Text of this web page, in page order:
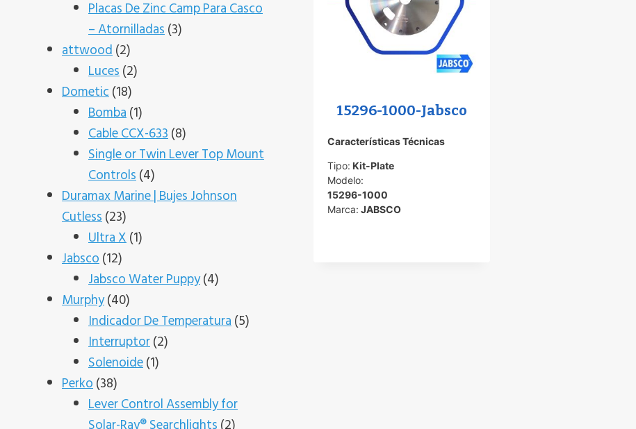
15296-1000-Jabsco
Características Técnicas
Tipo: Kit-Plate
Modelo:
15296-1000
Marca: JABSCO
producto
Placas De Zinc Camp Para Casco
– Atornilladas 33
attwood 22
productos
Luces 22
Dometic 1818
productos
Bomba 11
producto
Cable CCX-633 88
productos
Single or Twin Lever Top Mount
Controls 44
productos
Duramax Marine | Bujes Johnson
Cutless 2323
productos
Ultra X 11
Jabsco 1212
productos
Jabsco Water Puppy 44
Murphy 4040
productos
Indicador De Temperatura 55
Interruptor 22
Solenoide 11
Perko 3838
productos
Lever Control Assembly for
2